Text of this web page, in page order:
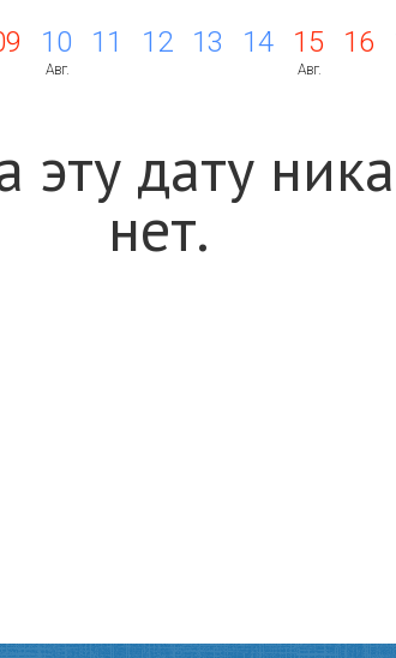
10
Авг.
11 12 13 14 15
Авг.
16
эту дату
нет.